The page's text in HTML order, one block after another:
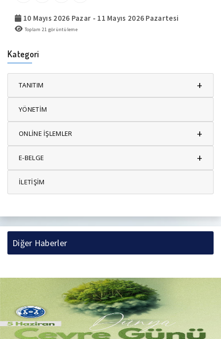
10 Mayıs 2026 Pazar - 11 Mayıs 2026 Pazartesi
Toplam 21 görüntüleme
Kategori
TANITIM +
YÖNETİM
ONLİNE İŞLEMLER +
E-BELGE +
İLETİŞİM
Diğer Haberler